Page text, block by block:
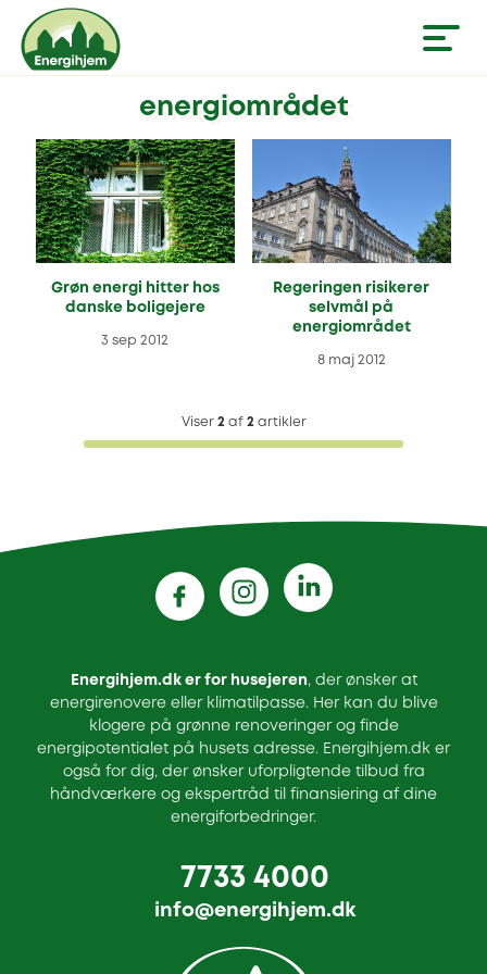
energiområdet
Grøn energi hitter hos
danske boligejere
3 sep 2012
Regeringen risikerer
selvmål på
energiområdet
8 maj 2012
Viser 2 af 2 artikler
Energihjem.dk er for husejeren, der ønsker at
energirenovere eller klimatilpasse. Her kan du blive
klogere på grønne renoveringer og finde
energipotentialet på husets adresse. Energihjem.dk er
også for dig, der ønsker uforpligtende tilbud fra
håndværkere og ekspertråd til finansiering af dine
energiforbedringer.
7733 4000
info@energihjem.dk